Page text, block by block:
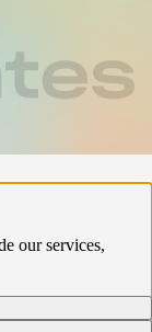
our services,